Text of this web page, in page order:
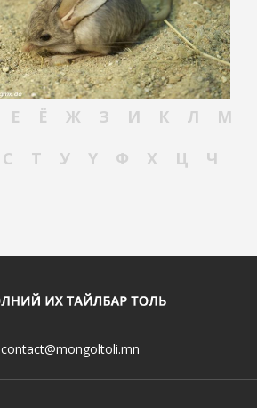
Е Ё Ж З И К Л
М
С Т У Ү Ф Х Ц
Ч
contact@mongoltoli.mn